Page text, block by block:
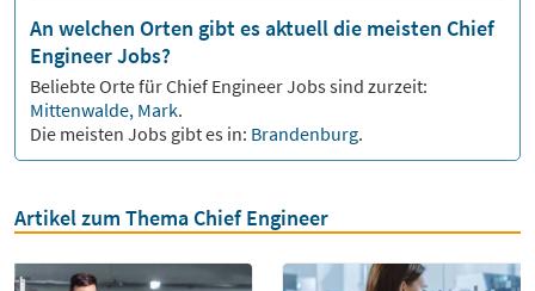
An welchen Orten gibt es aktuell die meisten Chief
Engineer Jobs?
Beliebte Orte fürChief EngineerJobs sind zurzeit:
Mittenwalde, Mark.
Die meisten Jobs gibt es in: Brandenburg.
Artikel zum Thema Chief Engineer